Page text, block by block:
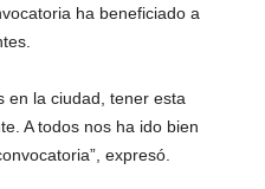
ha beneficiado a
en la ciudad, tener esta
A todos nos ha ido bien
expresó.